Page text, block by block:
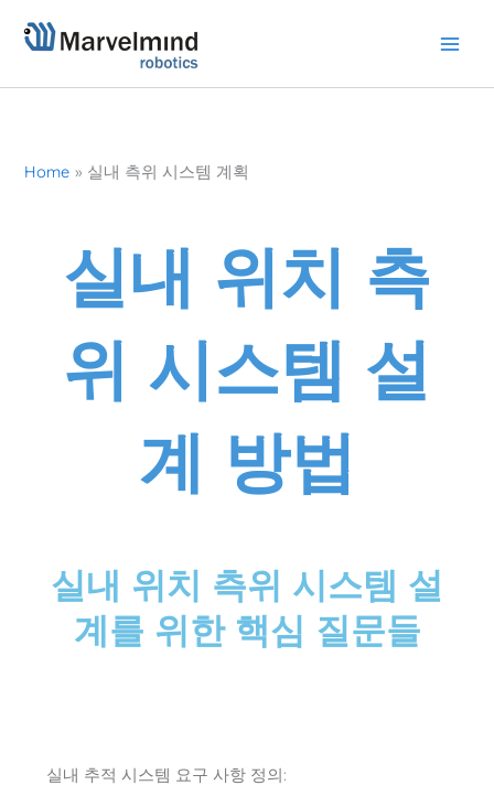
Home 실내 측위 시스템 계획
실내 위치 측
위 시스템 설
계 방법
실내 위치 측위 시스템 설
계를 위한 핵심 질문들
실내 추적 시스템 요구 사항 정의: